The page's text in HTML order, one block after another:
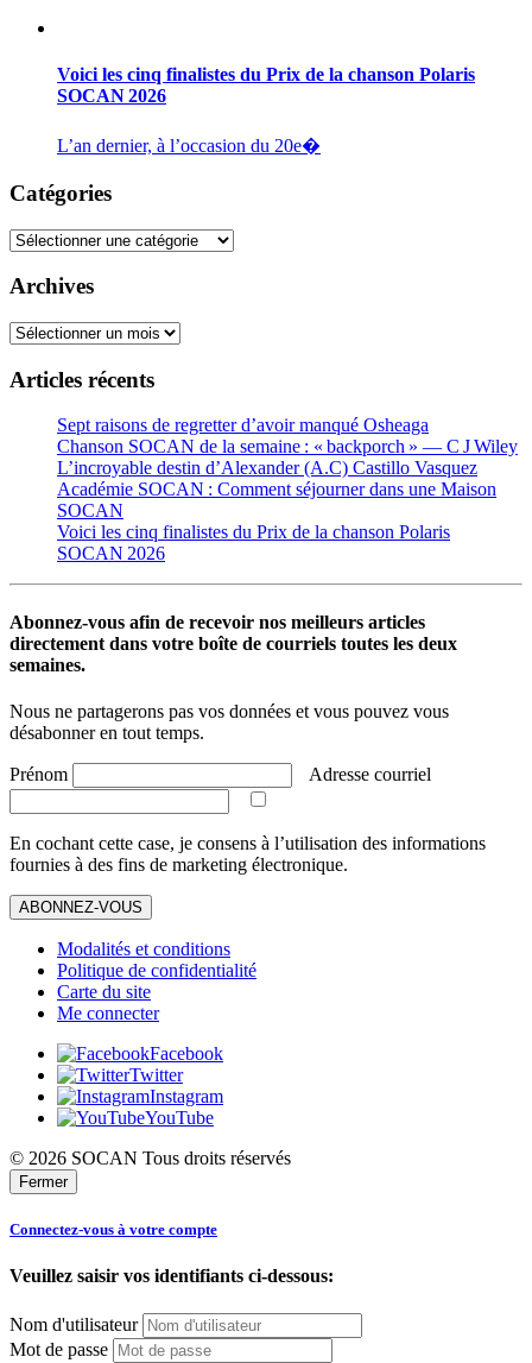
Voici les cinq finalistes du Prix de la chanson Polaris
SOCAN 2026
L’an dernier, à l’occasion du 20e�
Catégories
Catégories
Archives
Archives
Articles récents
Sept raisons de regretter d’avoir manqué Osheaga
Chanson SOCAN de la semaine : « backporch » — C J Wiley
L’incroyable destin d’Alexander (A.C) Castillo Vasquez
Académie SOCAN : Comment séjourner dans une Maison
SOCAN
Voici les cinq finalistes du Prix de la chanson Polaris
SOCAN 2026
Abonnez-vous afin de recevoir nos meilleurs articles
directement dans votre boîte de courriels toutes les deux
semaines.
Nous ne partagerons pas vos données et vous pouvez vous
désabonner en tout temps.
Prénom Adresse courriel
En cochant cette case, je consens à l’utilisation des informations
fournies à des fins de marketing électronique.
ABONNEZ-VOUS
Modalités et conditions
Politique de confidentialité
Carte du site
Me connecter
Facebook
Twitter
Instagram
YouTube
© 2026 SOCAN Tous droits réservés
Fermer
Connectez-vous à votre compte
Veuillez saisir vos identifiants ci-dessous:
Nom d'utilisateur
Mot de passe